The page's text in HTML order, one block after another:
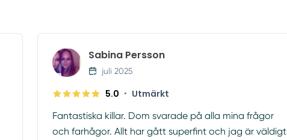
Sabina Persson
juli 2025
5.0 • Utmärkt
Fantastiska killar. Dom svarade på alla mina frågor
och farhågor. Allt har gått superfint och jag är väldigt